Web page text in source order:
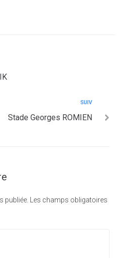
SUIV
Stade Georges ROMIEN
publiée.
Les champs obligatoires